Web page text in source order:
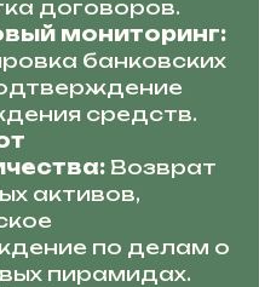
договоров.
мониторинг:
банковских
средств.
Возврат
активов,
по делам о
пирамидах.